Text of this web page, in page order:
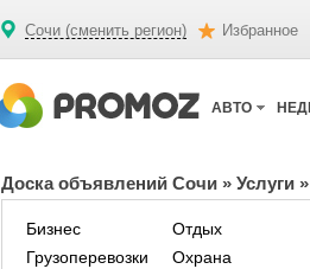
Сочи (сменить регион) Избранное
АВТО
Доска объявлений Сочи » Услуги »
Бизнес
Грузоперевозки
Отдых
Охрана